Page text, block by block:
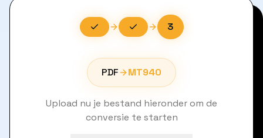
3
PDF MT940
Upload nu je bestand hieronder om de
conversie te starten